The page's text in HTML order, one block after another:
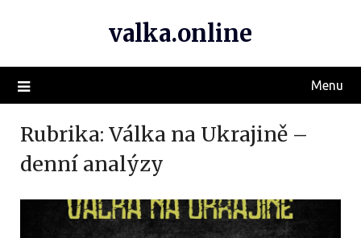
valka.online
Menu
Rubrika: Válka na Ukrajině –
denní analýzy